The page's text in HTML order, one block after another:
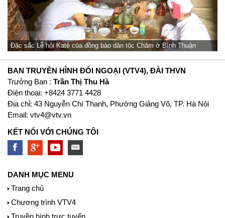
Đặc sắc Lễ hội Katê của đồng bào dân tộc Chăm ở Bình Thuận
BAN TRUYỀN HÌNH ĐỐI NGOẠI (VTV4), ĐÀI THVN
Trưởng Ban : Trần Thị Thu Hà
Ðiện thoại: +8424 3771 4428
Địa chỉ: 43 Nguyễn Chí Thanh, Phường Giảng Võ, TP. Hà Nội
Email: vtv4@vtv.vn
KẾT NỐI VỚI CHÚNG TÔI
DANH MỤC MENU
Trang chủ
Chương trình VTV4